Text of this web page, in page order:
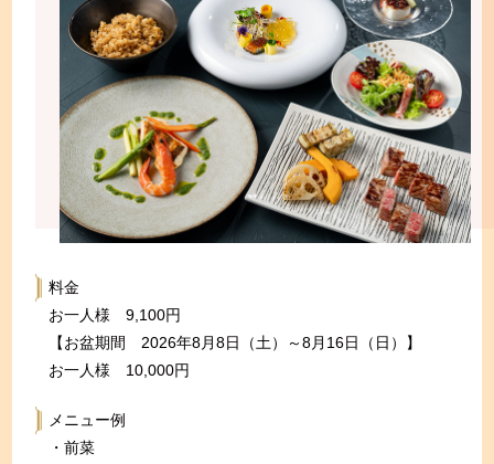
料金
お一人様 9,100円
【お盆期間 2026年8月8日（土）～8月16日（日）】
お一人様 10,000円
メニュー例
・前菜